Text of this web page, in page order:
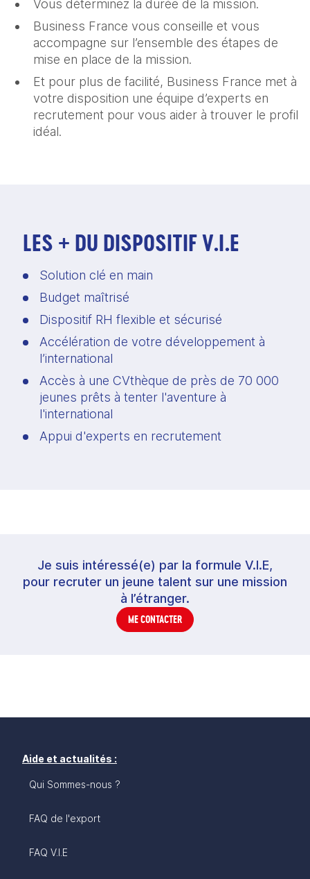
Vous déterminez la durée de la mission.
Business France vous conseille et vous
accompagne sur l’ensemble des étapes de
mise en place de la mission.
Et pour plus de facilité, Business France met à
votre disposition une équipe d’experts en
recrutement pour vous aider à trouver le profil
idéal.
LES + DU DISPOSITIF V.I.E
Solution clé en main
Budget maîtrisé
Dispositif RH flexible et sécurisé
Accélération de votre développement à
l’international
Accès à une CVthèque de près de 70 000
jeunes prêts à tenter l'aventure à
l'international
Appui d'experts en recrutement
Je suis intéressé(e) par la formule V.I.E,
pour recruter un jeune talent sur une mission
à l’étranger.
ME CONTACTER
Aide et actualités :
Qui Sommes-nous ?
FAQ de l'export
FAQ V.I.E